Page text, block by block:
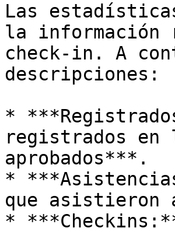
Las
la información
check-in. A
descripciones:
*
registrados
aprobados***.
*
que asistieron
*